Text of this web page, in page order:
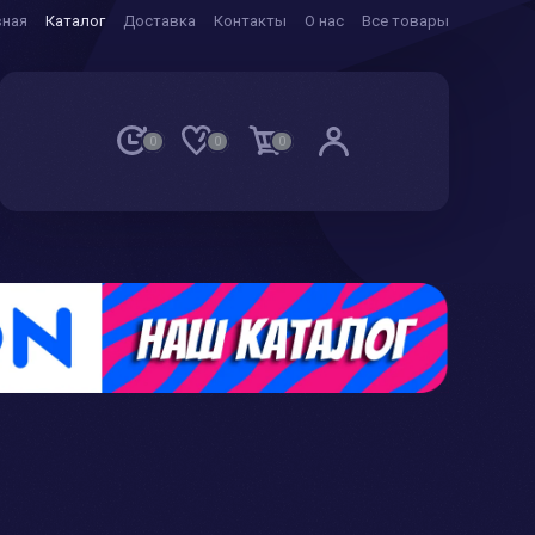
Каталог Доставка Контакты О нас Все товары
0 0 0